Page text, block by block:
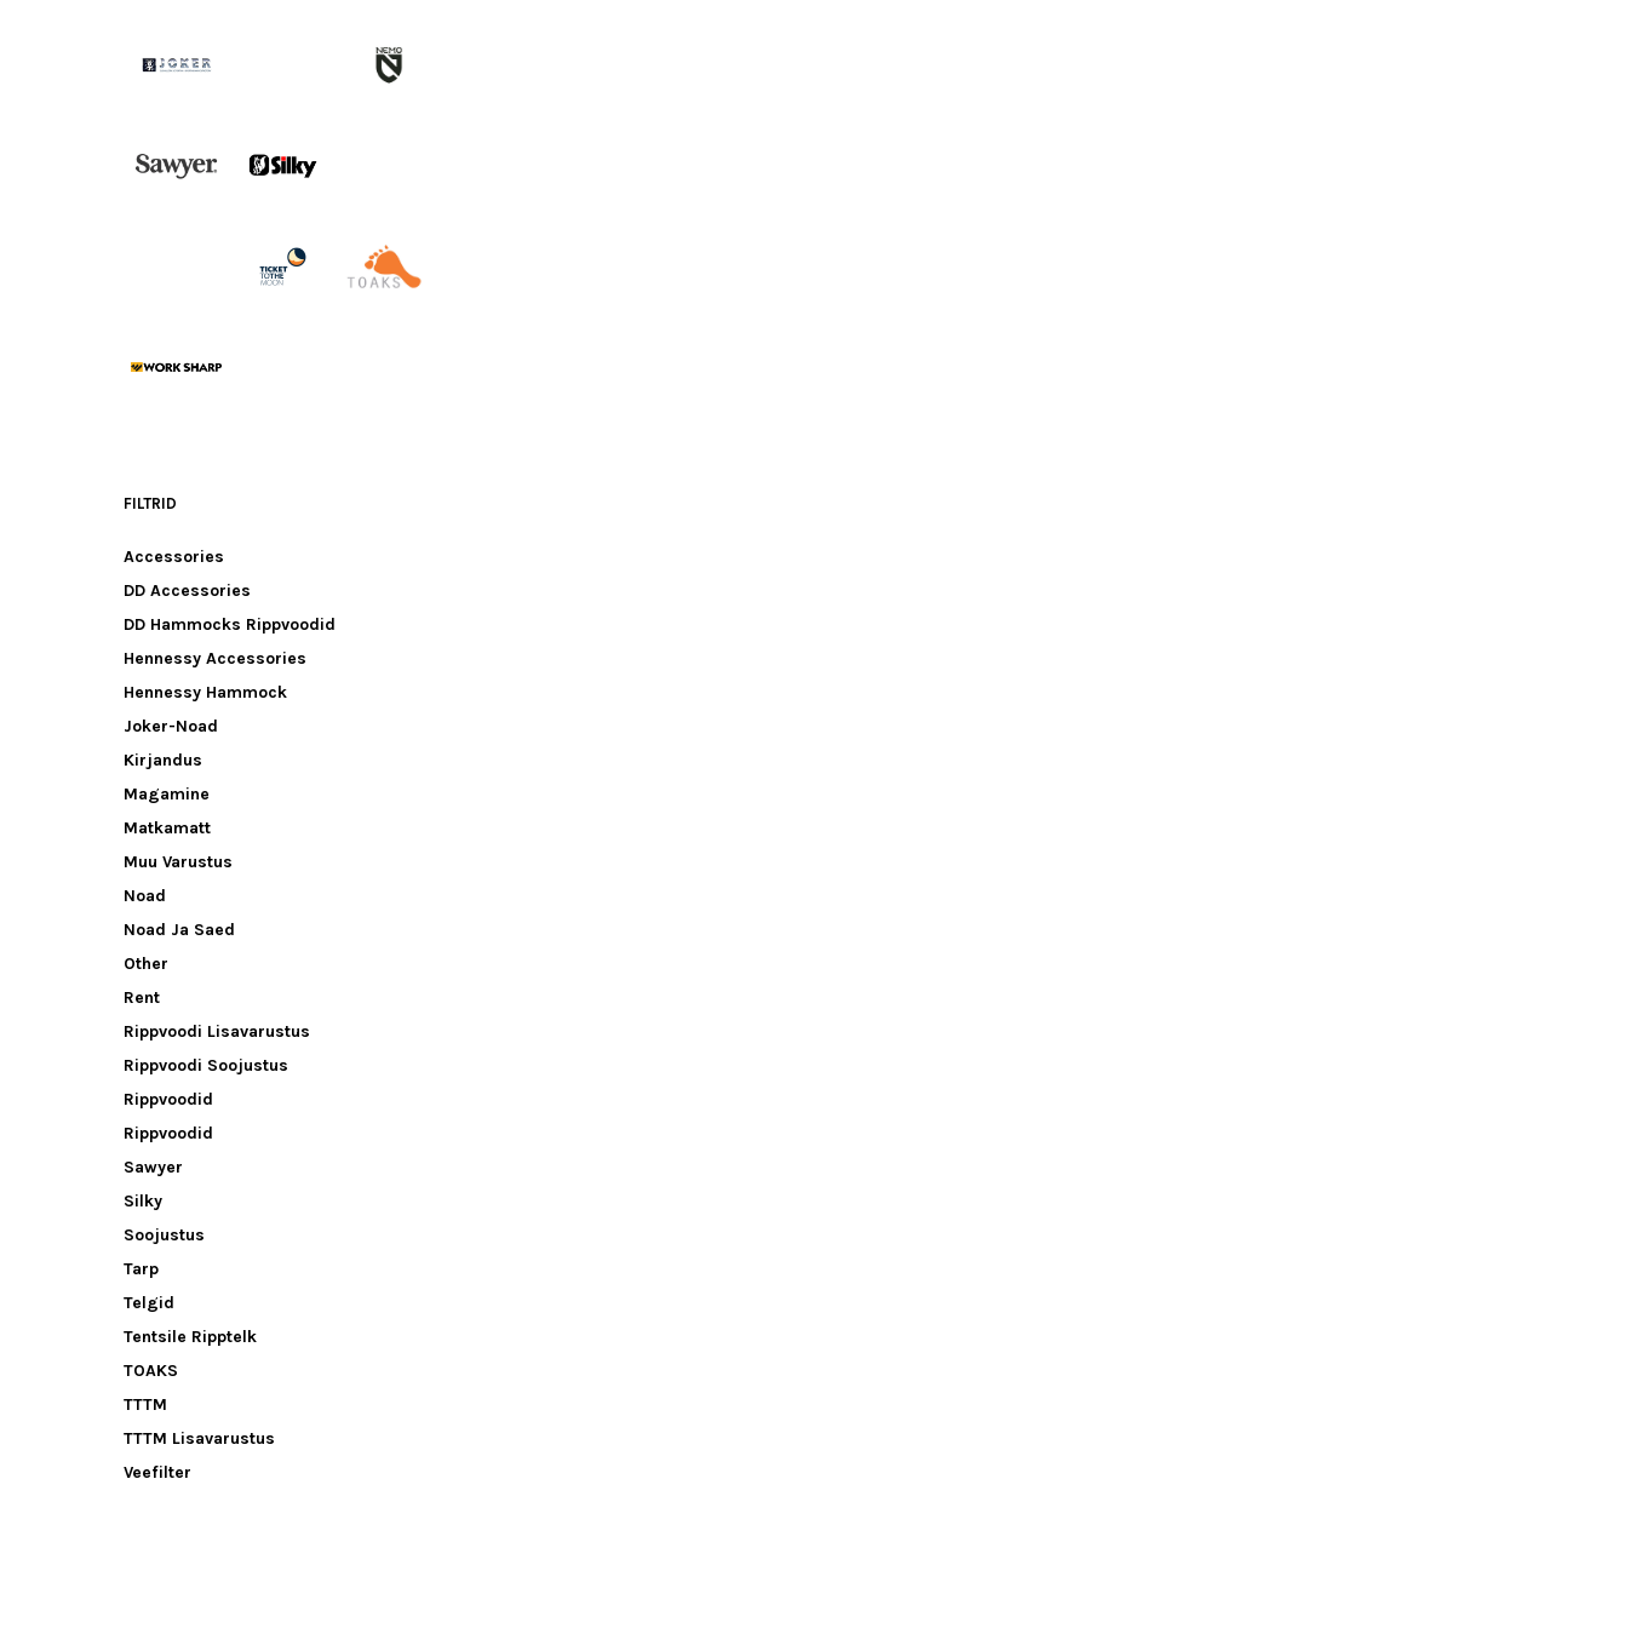
FILTRID
Accessories
DD Accessories
DD Hammocks Rippvoodid
Hennessy Accessories
Hennessy Hammock
Joker-Noad
Kirjandus
Magamine
Matkamatt
Muu Varustus
Noad
Noad Ja Saed
Other
Rent
Rippvoodi Lisavarustus
Rippvoodi Soojustus
Rippvoodid
Rippvoodid
Sawyer
Silky
Soojustus
Tarp
Telgid
Tentsile Ripptelk
TOAKS
TTTM
TTTM Lisavarustus
Veefilter